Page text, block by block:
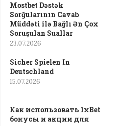
Mostbet Dəstək
Sorğularının Cavab
Müddəti ilə Bağlı Ən Çox
Soruşulan Suallar
23.07.2026
Sicher Spielen In
Deutschland
15.07.2026
Как использовать 1xBet
бонусы и акции для